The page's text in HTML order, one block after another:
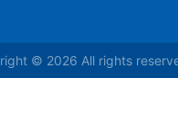
© 2026 All rights